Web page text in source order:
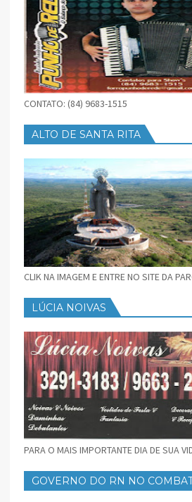
CONTATO: (84) 9683-1515
ALTO DE SANTA RITA
CLIK NA IMAGEM E ENTRE NO SITE DA
LÚCIA NOIVAS
PARA O MAIS IMPORTANTE DIA DE SUA
GOVERNO DO RN NO